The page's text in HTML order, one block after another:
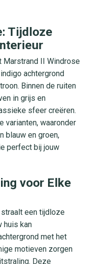
Tijdloze
Marstrand II Windrose
achtergrond
Binnen de ruiten
in grijs en
sfeer creëren.
varianten, waaronder
blauw en groen,
perfect bij jouw
voor Elke
een tijdloze
huis kan
met het
motieven zorgen
Deze